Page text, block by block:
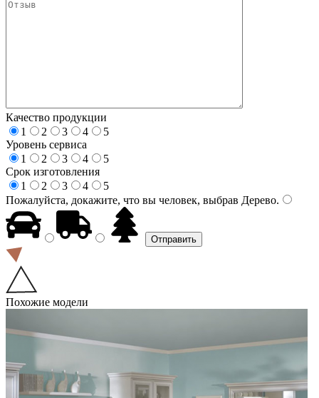
Качество продукции
1
2 3 4
5
Уровень сервиса
1
2 3 4
5
Срок изготовления
1
2 3 4
5
Пожалуйста, докажите, что вы человек, выбрав Дерево.
Похожие модели